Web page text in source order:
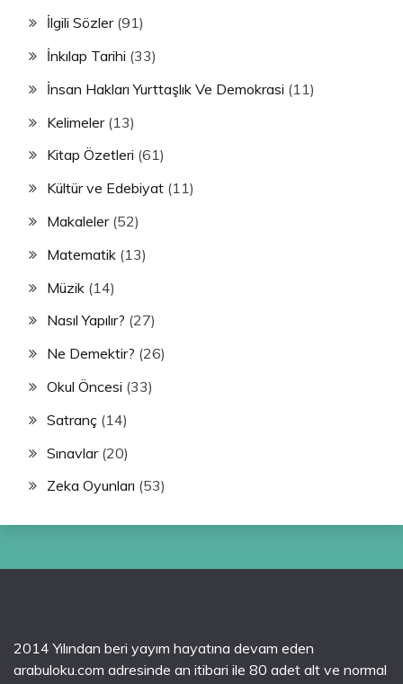
İlgili Sözler(91)
İnkılap Tarihi (33)
İnsan Hakları Yurttaşlık Ve Demokrasi (11)
Kelimeler(13)
Kitap Özetleri (61)
Kültür ve Edebiyat (11)
Makaleler(52)
Matematik (13)
Müzik (14)
Nasıl Yapılır? (27)
Ne Demektir? (26)
Okul Öncesi (33)
Satranç (14)
Sınavlar(20)
Zeka Oyunları (53)
2014 Yılından beri yayım hayatına devam eden
arabuloku.com adresinde an itibari ile 80 adet alt ve normal